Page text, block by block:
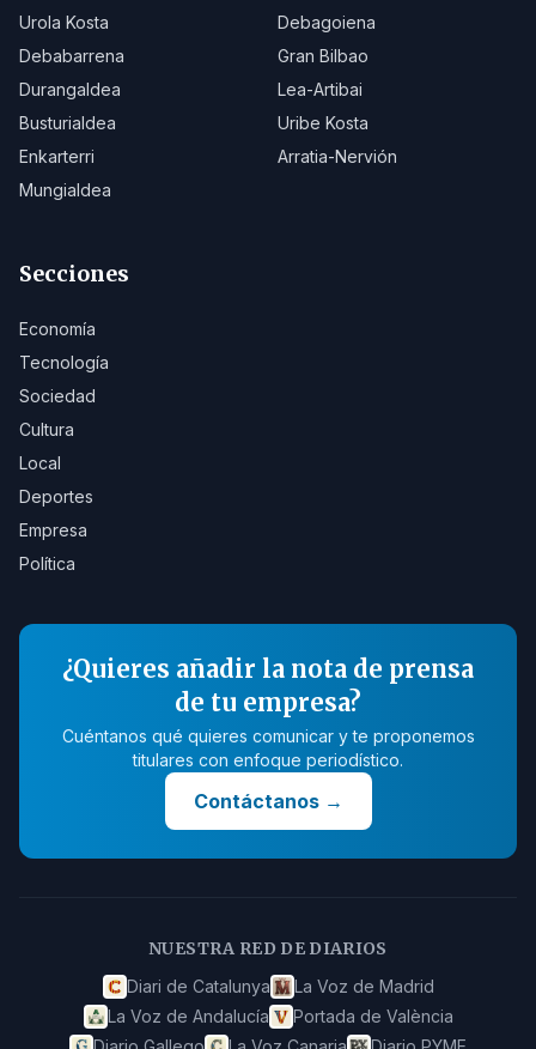
Urola Kosta
Debagoiena
Debabarrena
Gran Bilbao
Durangaldea
Lea-Artibai
Busturialdea
Uribe Kosta
Enkarterri
Arratia-Nervión
Mungialdea
Secciones
Economía
Tecnología
Sociedad
Cultura
Local
Deportes
Empresa
Política
¿Quieres añadir la nota de prensa
de tu empresa?
Cuéntanos qué quieres comunicar y te proponemos
titulares con enfoque periodístico.
Contáctanos→
NUESTRA RED DE DIARIOS
Diari de Catalunya
La Voz de Madrid
La Voz de Andalucía
Portada de València